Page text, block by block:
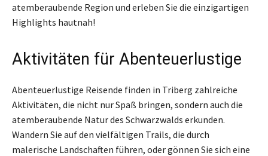
atemberaubende Region und erleben Sie die einzigartigen
Highlights hautnah!
Aktivitäten für Abenteuerlustige
Abenteuerlustige Reisende finden in Triberg zahlreiche
Aktivitäten, die nicht nur Spaß bringen, sondern auch die
atemberaubende Natur des Schwarzwalds erkunden.
Wandern Sie auf den vielfältigen Trails, die durch
malerische Landschaften führen, oder gönnen Sie sich eine